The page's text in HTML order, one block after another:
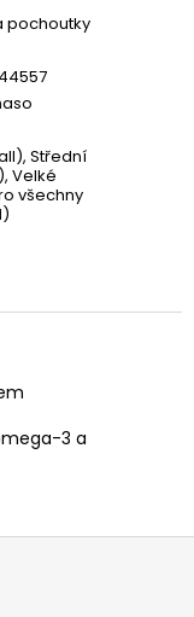
pochoutky
Střední
Velké
všechny
3 a